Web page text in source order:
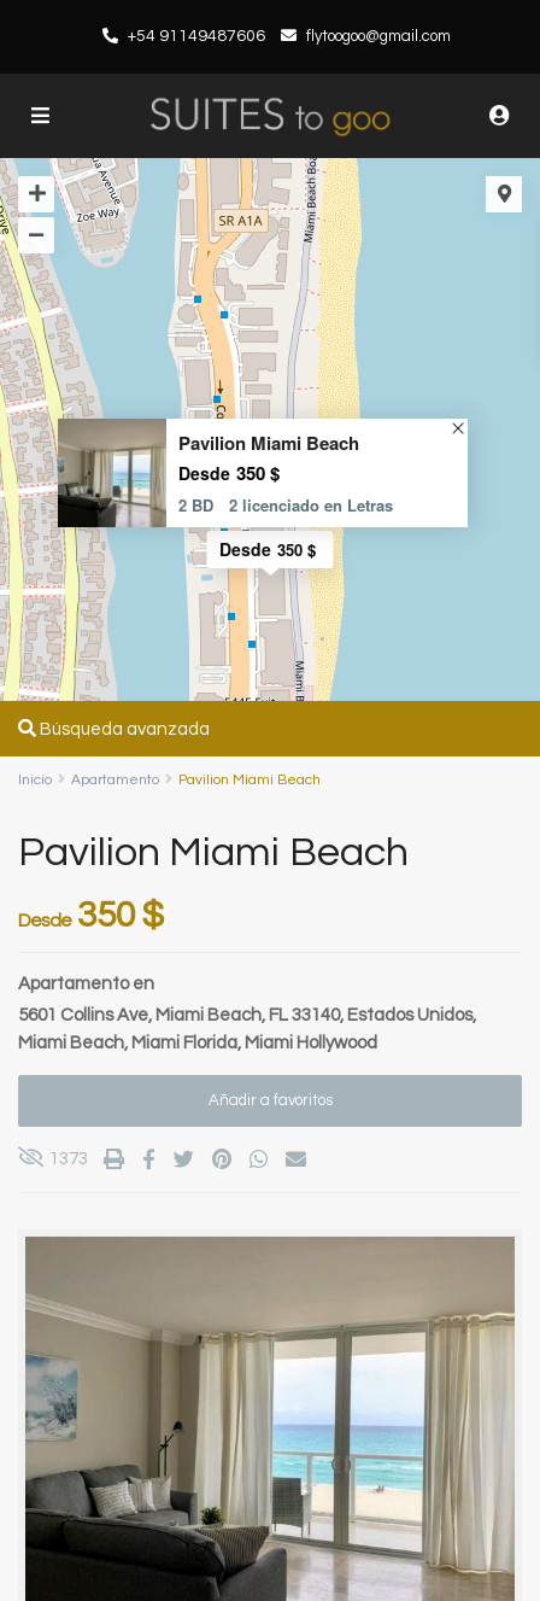
+54 91149487606 flytoogoo@gmail.com
Desde 350 $
Pavilion Miami Beach
Desde 350 $
2 BD 2 licenciado en Letras
Búsqueda avanzada
Inicio Apartamento Pavilion Miami Beach
Pavilion Miami Beach
Desde350 $
Apartamentoen
5601 Collins Ave, Miami Beach, FL 33140, Estados Unidos,
Miami Beach, Miami Florida, Miami Hollywood
Añadir a favoritos
1373